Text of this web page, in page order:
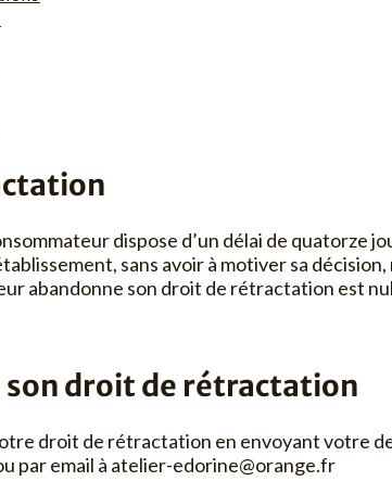
dispose d’un délai de
sans avoir à motiver sa
abandonne son droit de rétractation est
droit de rétractation
droit de rétractation en envoyant votre
par email à atelier-edorine@orange.fr